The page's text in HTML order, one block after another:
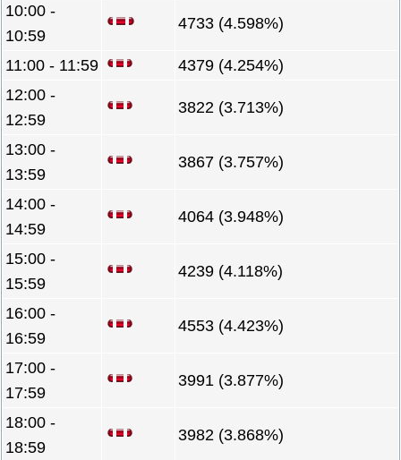
10:00 -
10:59
4733 (4.598%)
11:00 - 11:59
4379 (4.254%)
12:00 -
12:59
3822 (3.713%)
13:00 -
13:59
3867 (3.757%)
14:00 -
14:59
4064 (3.948%)
15:00 -
15:59
4239 (4.118%)
16:00 -
16:59
4553 (4.423%)
17:00 -
17:59
3991 (3.877%)
18:00 -
18:59
3982 (3.868%)